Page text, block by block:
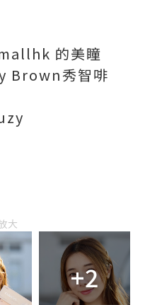
的美瞳
Brown秀智啡
大
+2